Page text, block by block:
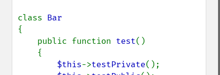
class
{
    public function
test()
$this->testPrivate();